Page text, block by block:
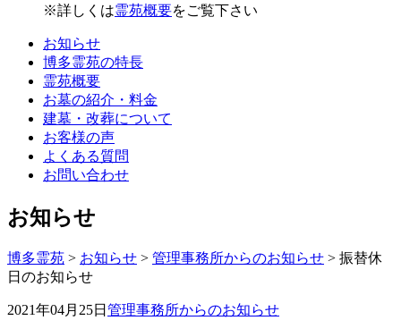
※詳しくは霊苑概要をご覧下さい
お知らせ
博多霊苑の特長
霊苑概要
お墓の紹介・料金
建墓・改葬について
お客様の声
よくある質問
お問い合わせ
お知らせ
博多霊苑 > お知らせ > 管理事務所からのお知らせ > 振替休
日のお知らせ
2021年04月25日 管理事務所からのお知らせ